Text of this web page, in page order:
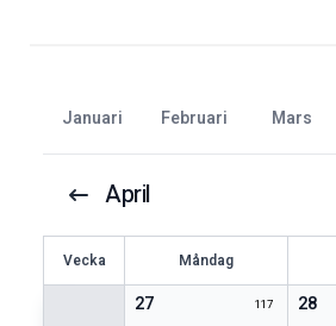
januari februari mars
April
Vecka Måndag
27 117 28